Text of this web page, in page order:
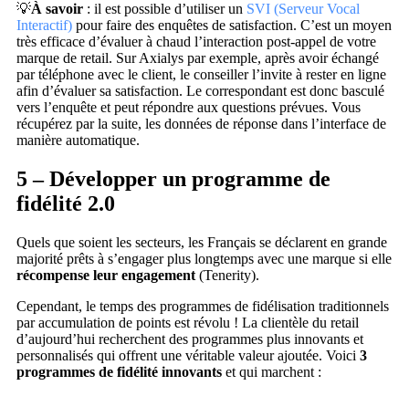
💡À savoir : il est possible d’utiliser un SVI (Serveur Vocal
Interactif) pour faire des enquêtes de satisfaction. C’est un moyen
très efficace d’évaluer à chaud l’interaction post-appel de votre
marque de retail. Sur Axialys par exemple, après avoir échangé
par téléphone avec le client, le conseiller l’invite à rester en ligne
afin d’évaluer sa satisfaction. Le correspondant est donc basculé
vers l’enquête et peut répondre aux questions prévues. Vous
récupérez par la suite, les données de réponse dans l’interface de
manière automatique.
5 – Développer un programme de
fidélité 2.0
Quels que soient les secteurs, les Français se déclarent en grande
majorité prêts à s’engager plus longtemps avec une marque si elle
récompense leur engagement (Tenerity).
Cependant, le temps des programmes de fidélisation traditionnels
par accumulation de points est révolu ! La clientèle du retail
d’aujourd’hui recherchent des programmes plus innovants et
personnalisés qui offrent une véritable valeur ajoutée. Voici 3
programmes de fidélité innovants et qui marchent :